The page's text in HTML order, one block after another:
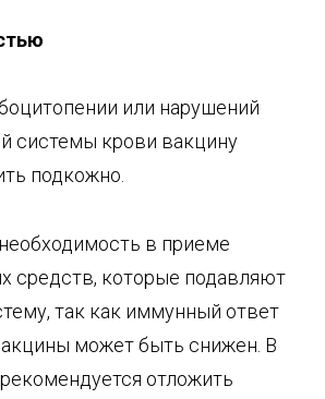
или нарушений
системы крови вакцину
подкожно.
в приеме
средств, которые подавляют
так как иммунный ответ
может быть снижен. В
отложить